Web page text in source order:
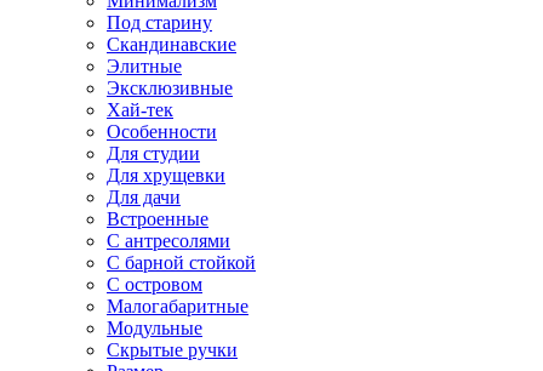
Под старину
Скандинавские
Элитные
Эксклюзивные
Хай-тек
Особенности
Для студии
Для хрущевки
Для дачи
Встроенные
С антресолями
С барной стойкой
С островом
Малогабаритные
Модульные
Скрытые ручки